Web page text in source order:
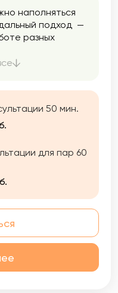
наполняться
подход —
разных
Помогаю
50 мин.
для пар 60